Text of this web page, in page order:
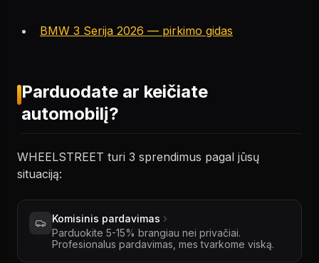
BMW 3 Serija 2026 — pirkimo gidas
Parduodate ar keičiate
automobilį?
WHEELSTREET turi 3 sprendimus pagal jūsų
situaciją:
Komisinis pardavimas
Parduokite 5-15% brangiau nei privačiai.
Profesionalus pardavimas, mes tvarkome viską.